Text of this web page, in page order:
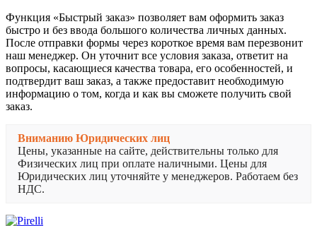
Функция «Быстрый заказ» позволяет вам оформить заказ
быстро и без ввода большого количества личных данных.
После отправки формы через короткое время вам перезвонит
наш менеджер. Он уточнит все условия заказа, ответит на
вопросы, касающиеся качества товара, его особенностей, и
подтвердит ваш заказ, а также предоставит необходимую
информацию о том, когда и как вы сможете получить свой
заказ.
Вниманию Юридических лиц
Цены, указанные на сайте, действительны только для
Физических лиц при оплате наличными. Цены для
Юридических лиц уточняйте у менеджеров. Работаем без
НДС.